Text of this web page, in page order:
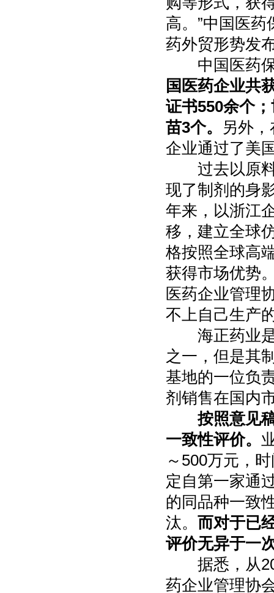
高。”中国医
药外贸形势发
中国医药保
国医药企业共
证书550余个
苗3个。 另外
企业通过了美
过去以原料
现了制剂的身
年来，以浙江
移，建立全球
格按照全球高
获得市场优势
医药企业管理
不上自己生产
海正药业是
之一，但是其
基地的一位负
剂销售在国内
按照意见
一致性评价。
～500万元，
定自第一家通
的同品种一致
汰。 而对于已
评价无异于一
据悉，从
药企业管理协